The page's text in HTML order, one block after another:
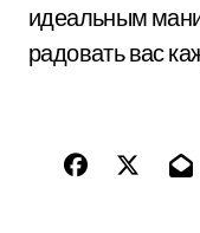
идеальным
радовать вас